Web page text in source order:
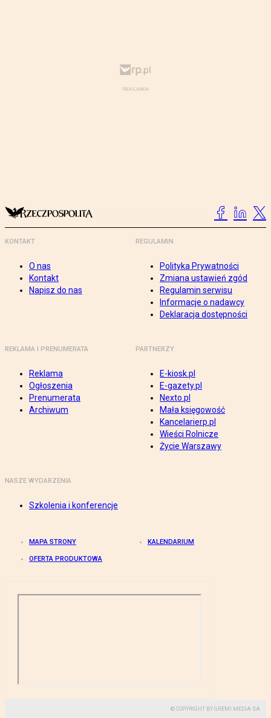
KONTAKT
O nas
Kontakt
Napisz do nas
REGULAMIN
Polityka Prywatności
Zmiana ustawień zgód
Regulamin serwisu
Informacje o nadawcy
Deklaracja dostępności
REKLAMA I PRENUMERATA
Reklama
Ogłoszenia
Prenumerata
Archiwum
PARTNERZY
E-kiosk.pl
E-gazety.pl
Nexto.pl
Mała księgowość
Kancelarierp.pl
Wieści Rolnicze
Życie Warszawy
NASZE WYDARZENIA
Szkolenia i konferencje
MAPA STRONY KALENDARIUM
OFERTA PRODUKTOWA
© COPYRIGHT BY GREMI MEDIA SA